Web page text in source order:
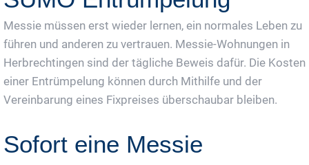
Messie müssen erst wieder lernen, ein normales Leben zu
führen und anderen zu vertrauen. Messie-Wohnungen in
Herbrechtingen sind der tägliche Beweis dafür. Die Kosten
einer Entrümpelung können durch Mithilfe und der
Vereinbarung eines Fixpreises überschaubar bleiben.
Sofort eine Messie